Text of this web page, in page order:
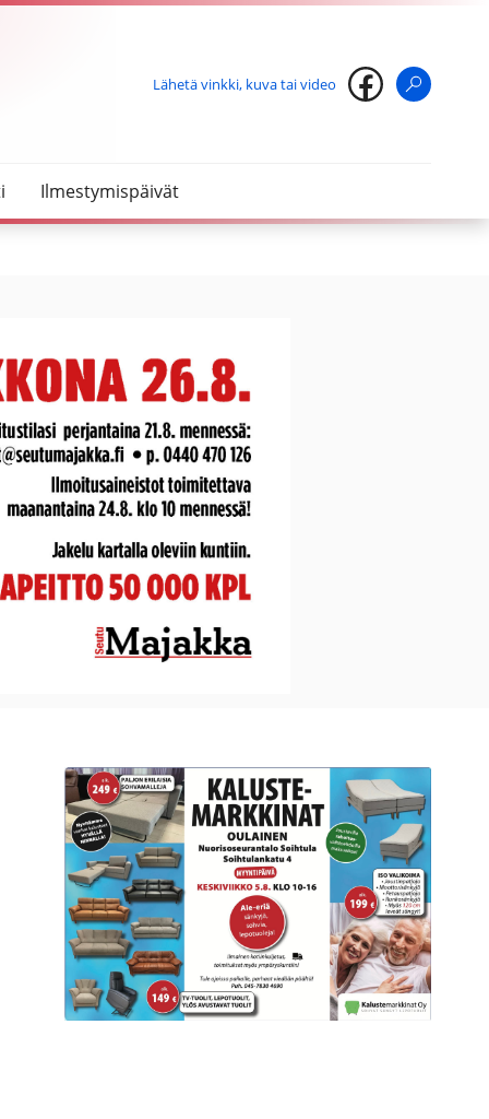
Lähetä vinkki, kuva tai video
Ilmestymispäivät